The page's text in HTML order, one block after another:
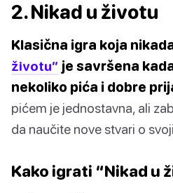
2. Nikad u životu
Klasična igra koja
životu” je savršena
nekoliko pića i dobre
pićem je jednostavna, ali
da naučite nove stvari o
Kako igrati “Nikad u